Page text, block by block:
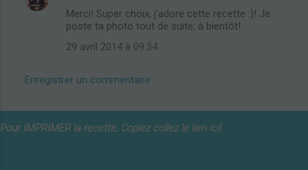
Merci! Super choix, j'adore cette recette :)! Je
poste ta photo tout de suite; à bientôt!
29 avril 2014 à 09:34
Enregistrer un commentaire
Pour IMPRIMER la recette, Copiez collez le lien ici!